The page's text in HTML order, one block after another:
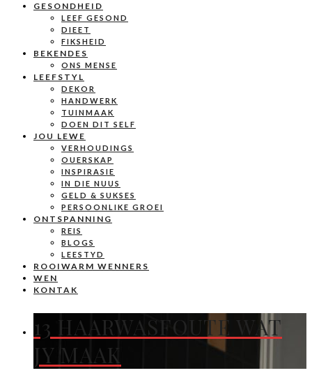
GESONDHEID
LEEF GESOND
DIEET
FIKSHEID
BEKENDES
ONS MENSE
LEEFSTYL
DEKOR
HANDWERK
TUINMAAK
DOEN DIT SELF
JOU LEWE
VERHOUDINGS
OUERSKAP
INSPIRASIE
IN DIE NUUS
GELD & SUKSES
PERSOONLIKE GROEI
ONTSPANNING
REIS
BLOGS
LEESTYD
ROOIWARM WENNERS
WEN
KONTAK
13 HAARWASFOUTE WAT
JY MAAK